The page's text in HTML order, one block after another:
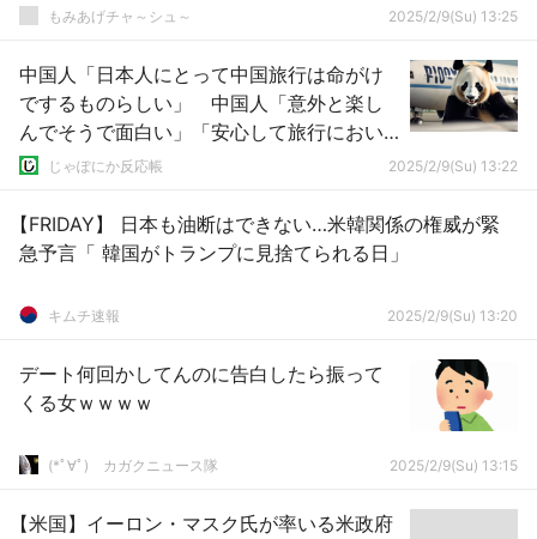
もみあげチャ～シュ～ 2025/2/9(Su) 13:25
中国人「日本人にとって中国旅行は命がけ
でするものらしい」 中国人「意外と楽し
んでそうで面白い」「安心して旅行におい
で！」じゃぽにか反応帳 2025/2/9(Su) 13:22
【FRIDAY】 日本も油断はできない…米韓関係の権威が緊
急予言「 韓国がトランプに見捨てられる日」
キムチ速報 2025/2/9(Su) 13:20
デート何回かしてんのに告白したら振って
くる女ｗｗｗｗ
(*ﾟ∀ﾟ)ゞカガクニュース隊 2025/2/9(Su) 13:15
【米国】イーロン・マスク氏が率いる米政府